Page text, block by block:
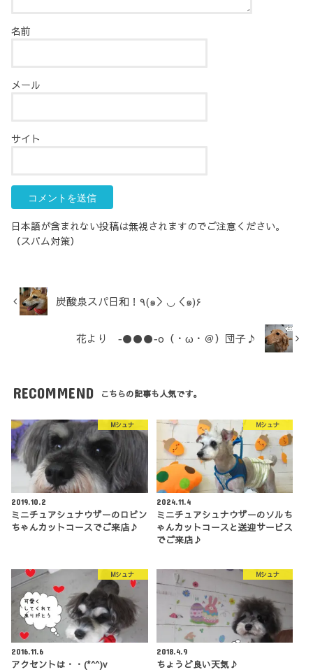
名前
メール
サイト
日本語が含まれない投稿は無視されますのでご注意ください。
（スパム対策）
炭酸泉スパ日和！٩(๑＞◡＜๑)۶
花より ‐●●●‐o（・ω・＠）団子♪
RECOMMEND こちらの記事も人気です。
Mシュナ
2019.10.2
ミニチュアシュナウザーのロビン
ちゃんカットコースでご来店♪
Mシュナ
2024.11.4
ミニチュアシュナウザーのソルち
ゃんカットコースと送迎サービス
でご来店♪
Mシュナ
2016.11.6
アクセントは・・(*^^)v
Mシュナ
2018.4.9
ちょうど良い天気♪